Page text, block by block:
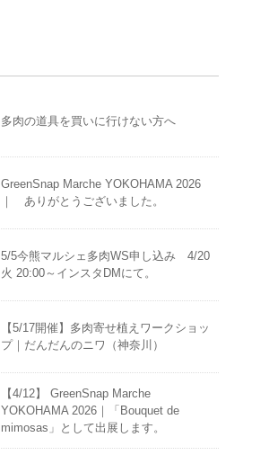
多肉の道具を買いに行けない方へ
GreenSnap Marche YOKOHAMA 2026
｜ ありがとうございました。
5/5今熊マルシェ多肉WS申し込み 4/20
火 20:00～インスタDMにて。
【5/17開催】多肉寄せ植えワークショッ
プ｜だんだんのニワ（神奈川）
【4/12】 GreenSnap Marche
YOKOHAMA 2026｜「Bouquet de
mimosas」として出展します。